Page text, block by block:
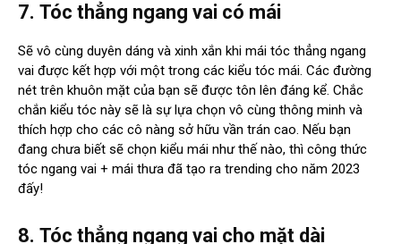
7. Tóc thẳng ngang vai có mái
Sẽ vô cùng duyên dáng và xinh xắn khi mái tóc thẳng ngang
vai được kết hợp với một trong các kiểu tóc mái. Các đường
nét trên khuôn mặt của bạn sẽ được tôn lên đáng kể. Chắc
chắn kiểu tóc này sẽ là sự lựa chọn vô cùng thông minh và
thích hợp cho các cô nàng sở hữu vần trán cao. Nếu bạn
đang chưa biết sẽ chọn kiểu mái như thế nào, thì công thức
tóc ngang vai + mái thưa đã tạo ra trending cho năm 2023
đấy!
8. Tóc thẳng ngang vai cho mặt dài